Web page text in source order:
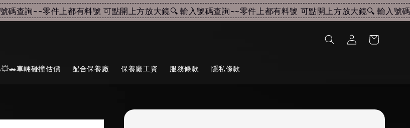
查詢~~零件上都有料號 可點開上方放大鏡🔍 輸入號碼查詢~~零件上都有料號 可點開上方放大鏡🔍 輸入號碼
車輛碰撞估價 配合保養廠 保養廠工資 服務條款 隱私條款